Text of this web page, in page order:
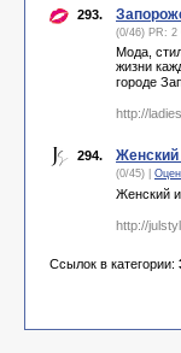
293.
(0/46) PR: 2
Мода,
жизни
городе
http://
294. Женский
(0/45) |
Женский
http://
Ссылок в категории: